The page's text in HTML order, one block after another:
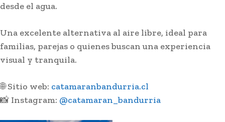
desde el agua.
Una excelente alternativa al aire libre, ideal para
familias, parejas o quienes buscan una experiencia
visual y tranquila.
🌐 Sitio web: catamaranbandurria.cl
📸 Instagram: @catamaran_bandurria